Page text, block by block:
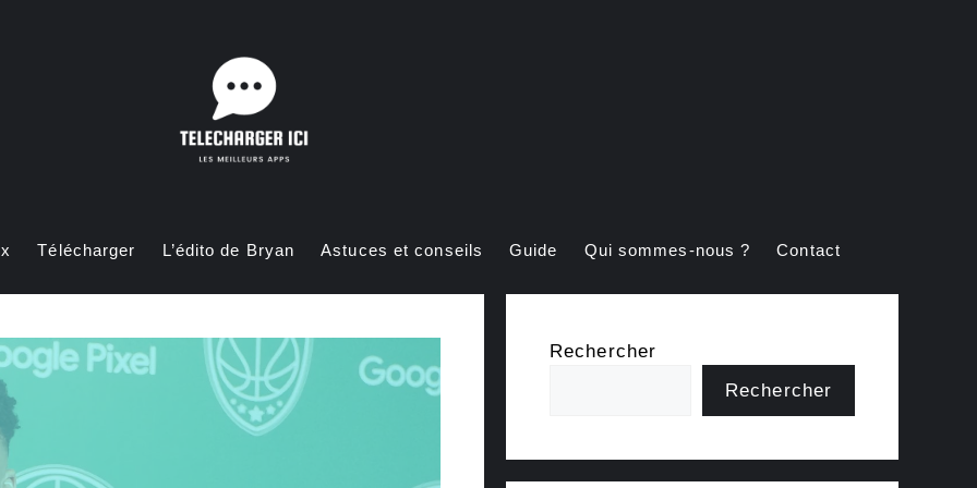
Télécharger L’édito de Bryan Astuces et conseils Guide Qui sommes-nous ? Contact
Rechercher
Rechercher